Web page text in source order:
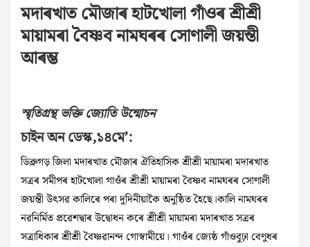
মদাৰখাত মৌজাৰ হাটখোলা গাঁওৰ শ্ৰীশ্ৰী
মায়ামৰা বৈষ্ণব নামঘৰৰ সোণালী জয়ন্তী
আৰম্ভ
স্মৃতিগ্ৰন্থ ভক্তি জ্যোতি উন্মোচন
চাইন অন ডেস্ক,১৪মে’:
ডিব্ৰুগড় জিলা মদাৰখাত মৌজাৰ ঐতিহাসিক শ্ৰীশ্ৰী মায়ামৰা মদাৰখাত
সত্ৰৰ সমীপৰ হাটখোলা গাওঁৰ শ্ৰীশ্ৰী মায়ামৰা বৈষ্ণব নামঘৰৰ সোণালী
জয়ন্তী উৎসৱ কালিৰে পৰা দুদিনীয়াকৈ অনুষ্ঠিত হৈছে।কালি নামঘৰৰ
নৱনিৰ্মিত প্ৰৱেশদ্বাৰ উদ্বোধন কৰে শ্ৰীশ্ৰী মায়ামৰা মদাৰখাত সত্ৰৰ
সত্ৰাধিকাৰ শ্ৰীশ্ৰী বৈষ্ণৱানন্দ গোস্বামীয়ে। গাওঁৰ জ্যেষ্ঠ গাঁওবুঢ়া বেণুধৰ